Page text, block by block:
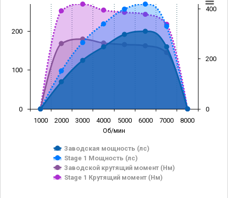
Об/мин
Заводская мощность (лс)
Stage 1 Мощность (лс)
Заводской крутящий момент (Нм)
Stage 1 Крутящий момент (Нм)
1000 2000 3000 4000 5000 6000 7000 8000
0
100
200
0
200
400